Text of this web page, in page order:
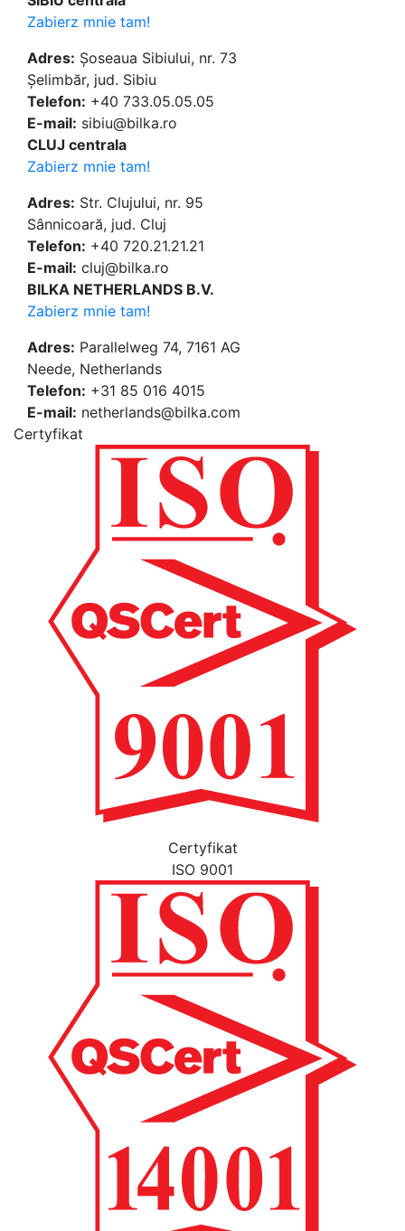
Zabierz mnie tam!
Adres: Șoseaua Sibiului, nr. 73
Șelimbăr, jud. Sibiu
Telefon: +40 733.05.05.05
E-mail: sibiu@bilka.ro
CLUJ centrala
Zabierz mnie tam!
Adres: Str. Clujului, nr. 95
Sânnicoară, jud. Cluj
Telefon: +40 720.21.21.21
E-mail: cluj@bilka.ro
BILKA NETHERLANDS B.V.
Zabierz mnie tam!
Adres: Parallelweg 74, 7161 AG
Neede, Netherlands
Telefon: +31 85 016 4015
E-mail: netherlands@bilka.com
Certyfikat
Certyfikat
ISO 9001